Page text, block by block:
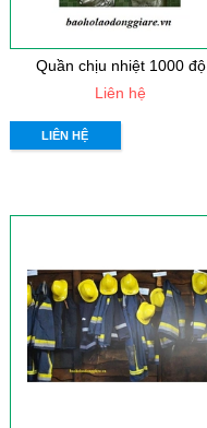
Quần chịu nhiệt 1000 độ
Liên hệ
LIÊN HỆ